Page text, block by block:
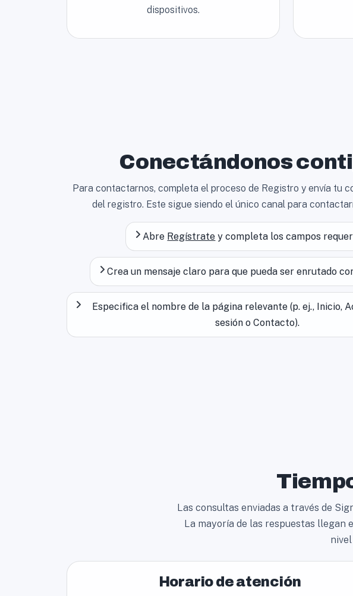
dispositivos.
Conectándonos
Para contactarnos, completa el proceso de Registro y envía tu
del registro. Este sigue siendo el único canal para
Abre Regístrate y completa los campos
Crea un mensaje claro para que pueda ser enrutado
Especifica el nombre de la página relevante (p. ej., Inicio,
sesión o Contacto).
Las consultas enviadas a través de
La mayoría de las respuestas llegan
Horario de atención